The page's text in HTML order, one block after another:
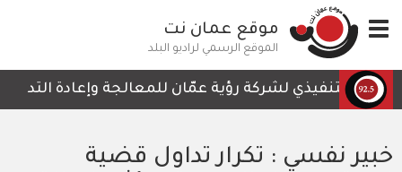
إلى
المحتوى
الرئيسي
Toggle
navigation
موقع عمان نت
الموقع الرسمي لراديو البلد
التنفيذي لشركة رؤية عمّان للمعالجة وإعادة التدوير،
خبير نفسي : تكرار تداول قضية